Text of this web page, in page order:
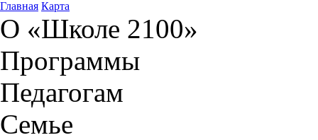
Главная Карта
О «Школе 2100»
Программы
Педагогам
Семье